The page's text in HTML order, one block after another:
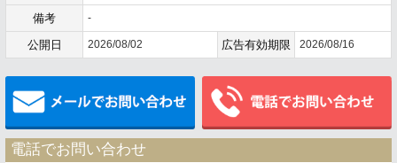
備考 -
公開日 2026/08/02 広告有効期限 2026/08/16
メールでお問い合わせ
電話でお問い合わせ